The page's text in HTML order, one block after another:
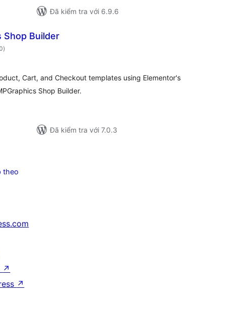
Đã kiểm tra với 6.9.6
Shop Builder
tổng
đánh
)
Cart, and Checkout templates using Elementor's
Shop Builder.
Đã kiểm tra với 7.0.3
theo
↗
↗